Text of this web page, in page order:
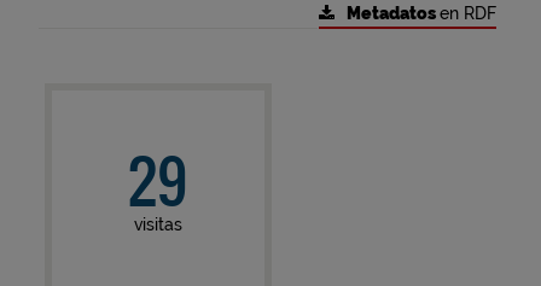
Metadatosen RDF
29
visitas